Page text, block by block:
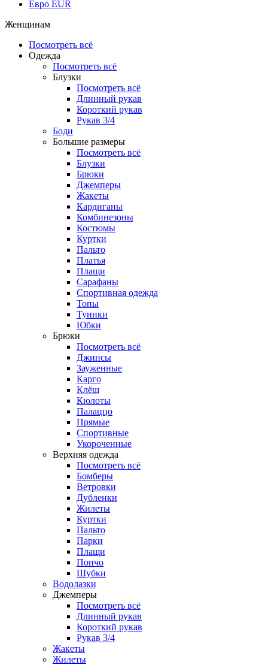
Евро EUR
Женщинам
Посмотреть всё
Одежда
Посмотреть всё
Блузки
Посмотреть всё
Длинный рукав
Короткий рукав
Рукав 3/4
Боди
Большие размеры
Посмотреть всё
Блузки
Брюки
Джемперы
Жакеты
Кардиганы
Комбинезоны
Костюмы
Куртки
Пальто
Платья
Плащи
Сарафаны
Спортивная одежда
Топы
Туники
Юбки
Брюки
Посмотреть всё
Джинсы
Зауженные
Карго
Клёш
Кюлоты
Палаццо
Прямые
Спортивные
Укороченные
Верхняя одежда
Посмотреть всё
Бомберы
Ветровки
Дубленки
Жилеты
Куртки
Пальто
Парки
Плащи
Пончо
Шубки
Водолазки
Джемперы
Посмотреть всё
Длинный рукав
Короткий рукав
Рукав 3/4
Жакеты
Жилеты